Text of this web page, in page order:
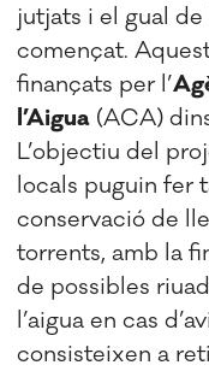
jutjats i el gual de
començat.
finançats per l’
l’Aigua (ACA)
L’objectiu del
locals puguin fer
conservació de
torrents, amb la
de possibles
l’aigua en cas
consisteixen a